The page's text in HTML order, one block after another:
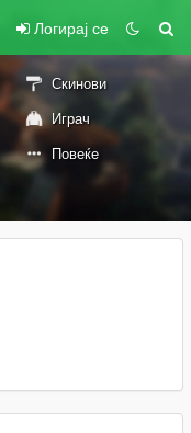
Логирај се
Скинови
Играч
Повеќе